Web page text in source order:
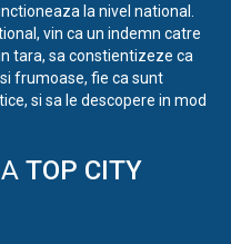
la nivel national.
vin ca un indemn catre
tara, sa constientizeze ca
frumoase, fie ca sunt
si sa le descopere in mod
TOP CITY